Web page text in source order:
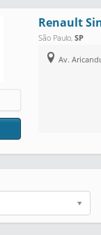
Renault
São Paulo, SP
Av.